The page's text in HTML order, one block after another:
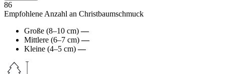
86
Empfohlene Anzahl an Christbaumschmuck
Große (8–10 cm) —
Mittlere (6–7 cm) —
Kleine (4–5 cm) —